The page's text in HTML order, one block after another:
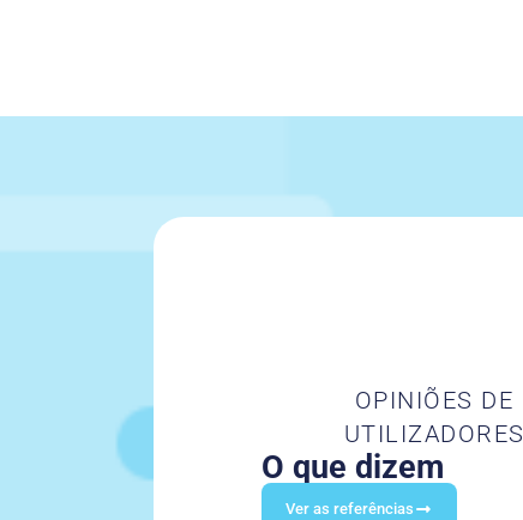
OPINIÕES DE
UTILIZADORES
O que dizem
Ver as referências